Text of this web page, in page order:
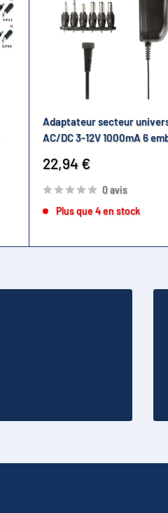
Adaptateur secteur
AC/DC 3-12V 1000mA 6
Prix
réduit
22,94 €
0 avis
Plus que 4 en stock